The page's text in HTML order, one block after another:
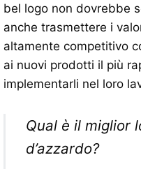
bel logo non dovrebbe
anche trasmettere i
altamente competitivo
ai nuovi prodotti il ​​più
implementarli nel loro
Qual è il miglior
d’azzardo?